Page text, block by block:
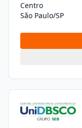
Centro
São Paulo/SP